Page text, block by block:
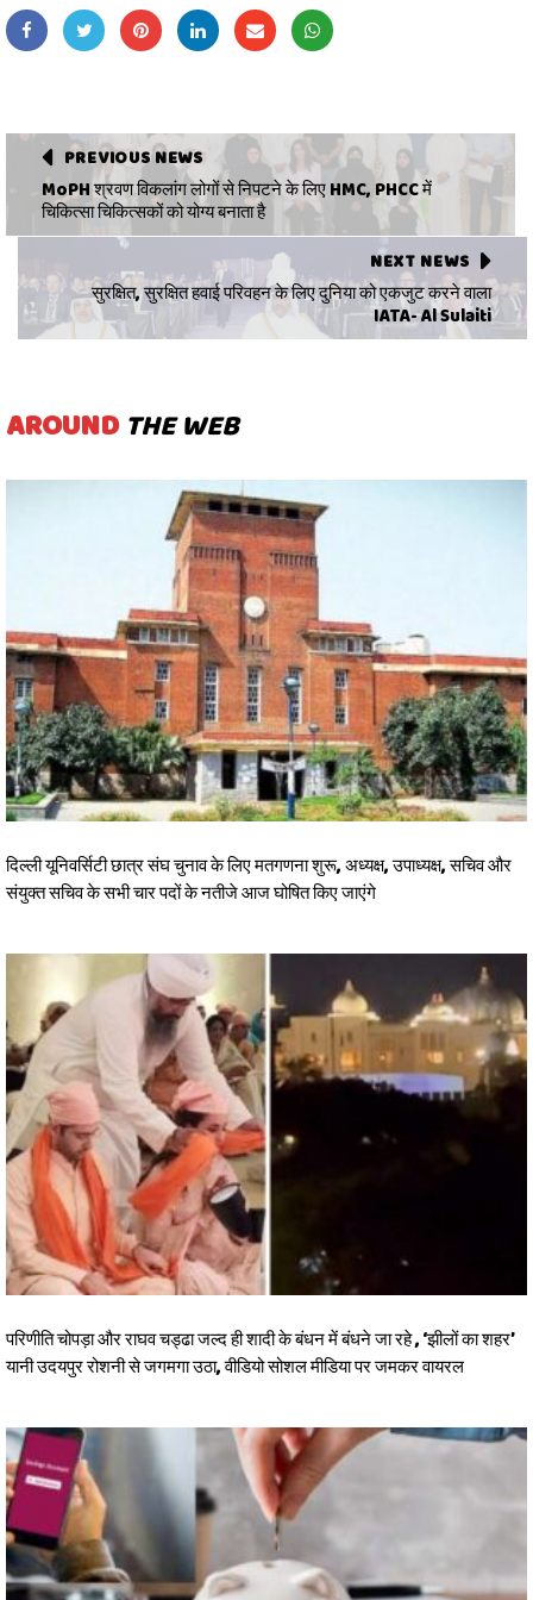
PREVIOUS NEWS
MoPH श्रवण विकलांग लोगों से निपटने के लिए HMC, PHCC में
चिकित्सा चिकित्सकों को योग्य बनाता है
NEXT NEWS
सुरक्षित, सुरक्षित हवाई परिवहन के लिए दुनिया को एकजुट करने वाला
IATA- Al Sulaiti
AROUND THE WEB
दिल्ली यूनिवर्सिटी छात्र संघ चुनाव के लिए मतगणना शुरू, अध्यक्ष, उपाध्यक्ष, सचिव और
संयुक्त सचिव के सभी चार पदों के नतीजे आज घोषित किए जाएंगे
परिणीति चोपड़ा और राघव चड्ढा जल्द ही शादी के बंधन में बंधने जा रहे , ‘झीलों का शहर’
यानी उदयपुर रोशनी से जगमगा उठा, वीडियो सोशल मीडिया पर जमकर वायरल